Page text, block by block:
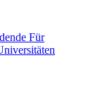
Für